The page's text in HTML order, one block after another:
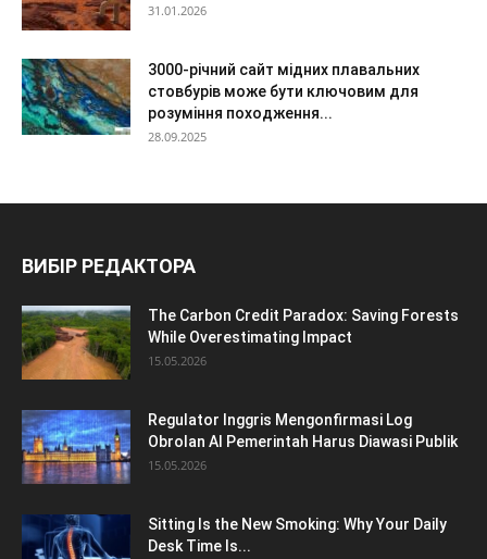
31.01.2026
3000-річний сайт мідних плавальних
стовбурів може бути ключовим для
розуміння походження...
28.09.2025
ВИБІР РЕДАКТОРА
The Carbon Credit Paradox: Saving Forests
While Overestimating Impact
15.05.2026
Regulator Inggris Mengonfirmasi Log
Obrolan AI Pemerintah Harus Diawasi Publik
15.05.2026
Sitting Is the New Smoking: Why Your Daily
Desk Time Is...